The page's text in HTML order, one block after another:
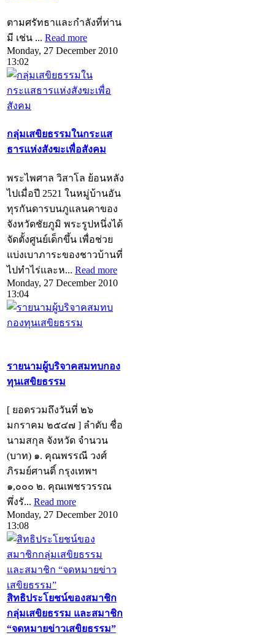
ตามศรัทธาและกำลังที่ท่าน
มี เช่น ... Read more
Monday, 27 December 2010
13:02
กลุ่มเสขิยธรรมในกระแส
ธารแห่งสังฆะเพื่อสังคม
พระไพศาล วิสาโล ย้อนหลัง
ไปเมื่อปี 2521 ในหมู่บ้านอัน
ทุรกันดารบนภูแลนคาของ
จังหวัดชัยภูมิ พระรูปหนึ่งได้
จัดตั้งศูนย์เด็กขึ้น เพื่อช่วย
แบ่งเบาภาระของชาวบ้านที่
ไปทำไร่และห... Read more
Monday, 27 December 2010
13:04
รายนามผู้บริจาคสมทบกอง
ทุนเสขิยธรรม
[ ยอดรวมถึงวันที่ ๒๖
มกราคม ๒๕๔๗ ] ลำดับ ชื่อ
นามสกุล จังหวัด จำนวน
(บาท) ๑. คุณพรรณี วงศ์
ภิรมย์ศานติ์ กรุงเทพฯ
๑,๐๐๐ ๒. คุณเพชรวรรณ
พึ่งรั... Read more
Monday, 27 December 2010
13:08
สิทธิประโยชน์ของสมาชิก
กลุ่มเสขิยธรรม และสมาชิก
“จดหมายข่าวเสขิยธรรม”